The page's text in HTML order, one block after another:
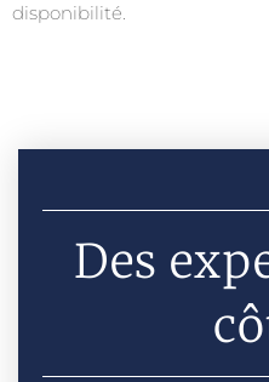
disponibilité.
Des